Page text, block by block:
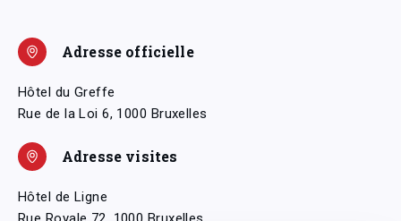
Adresse officielle
Hôtel du Greffe
Rue de la Loi 6, 1000 Bruxelles
Adresse visites
Hôtel de Ligne